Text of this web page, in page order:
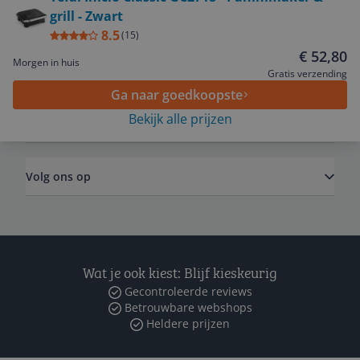
grill - Zwart
8.5(15)
Morgen in huis
€ 52,80
Gratis verzending
Ga naar goedkoopste
Bekijk alle prijzen
Service
Algemeen
Volg ons op
Wat je ook kiest: Blijf kieskeurig
Gecontroleerde reviews
Betrouwbare webshops
Heldere prijzen